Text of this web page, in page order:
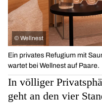
© Wellnest
Ein privates Refugium mit
wartet bei Wellnest auf Paare.
In völliger
geht an den vier